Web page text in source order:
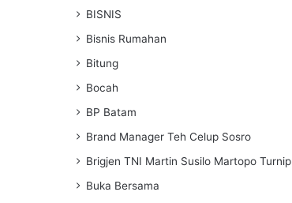
BISNIS
Bisnis Rumahan
Bitung
Bocah
BP Batam
Brand Manager Teh Celup Sosro
Brigjen TNI Martin Susilo Martopo Turnip
Buka Bersama